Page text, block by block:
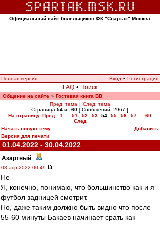
Официальный сайт болельщиков ФК "Спартак" Москва
Полная версия Вход • Регистрация
FAQ • Поиск
Общение на сайте » Гостевая книга ВВ
Пред. тема | След. тема
Страница 54 из 60 [ Сообщений: 2967 ]
На страницу Пред. 1 51 52 53 54 55 56 57
60
След.
Начать новую тему
Добавить
Версия для печати
01.04.2022 - 30.04.2022
Азартный -
03 апр 2022 00:49
Не
Я, конечно, понимаю, что большинство как и я
футбол задницей смотрит.
Но, даже таким должно быть видно что после
55-60 минуты Бакаев начинает срать как